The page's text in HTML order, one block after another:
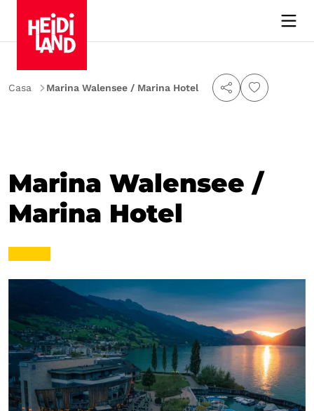
Casa Marina Walensee / Marina Hotel
Marina Walensee /
Marina Hotel